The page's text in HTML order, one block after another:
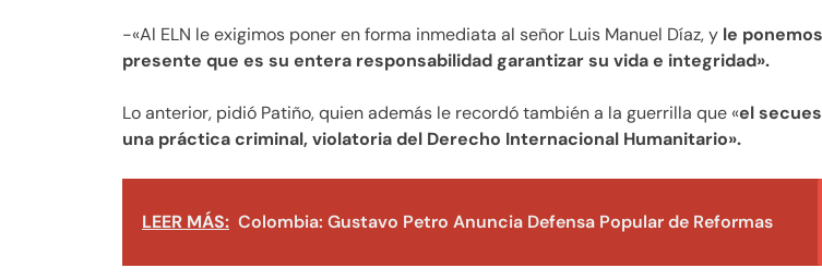
-«Al ELN le exigimos poner en forma inmediata al señor Luis Manuel Díaz, y le
presente que es su entera responsabilidad garantizar su vida e integridad».
Lo anterior, pidió Patiño, quien además le recordó también a la guerrilla que «el
una práctica criminal, violatoria del Derecho Internacional Humanitario».
LEER MÁS: Colombia: Gustavo Petro Anuncia Defensa Popular de Reformas